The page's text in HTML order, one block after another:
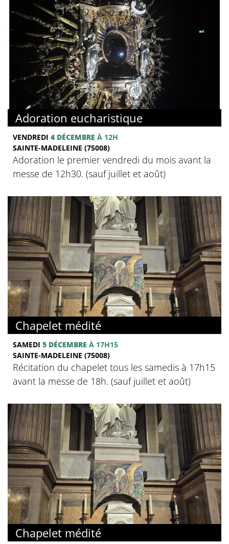
Adoration eucharistique
VENDREDI 4 DÉCEMBRE À 12H
SAINTE-MADELEINE (75008)
Adoration le premier vendredi du mois avant la
messe de 12h30. (sauf juillet et août)
Chapelet médité
SAMEDI 5 DÉCEMBRE À 17H15
SAINTE-MADELEINE (75008)
Récitation du chapelet tous les samedis à 17h15
avant la messe de 18h. (sauf juillet et août)
Chapelet médité